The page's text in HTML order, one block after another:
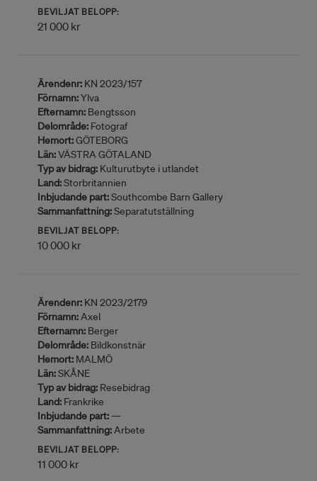
BEVILJAT BELOPP:
21 000 kr
Ärendenr: KN 2023/157
Förnamn:Ylva
Efternamn: Bengtsson
Delområde: Fotograf
Hemort:GÖTEBORG
Län:VÄSTRA GÖTALAND
Typ av bidrag: Kulturutbyte i utlandet
Land:Storbritannien
Inbjudande part:Southcombe Barn Gallery
Sammanfattning:Separatutställning
BEVILJAT BELOPP:
10 000 kr
Ärendenr: KN 2023/2179
Förnamn:Axel
Efternamn: Berger
Delområde: Bildkonstnär
Hemort: MALMÖ
Län:SKÅNE
Typ av bidrag: Resebidrag
Land: Frankrike
Inbjudande part:—
Sammanfattning:Arbete
BEVILJAT BELOPP:
11 000 kr